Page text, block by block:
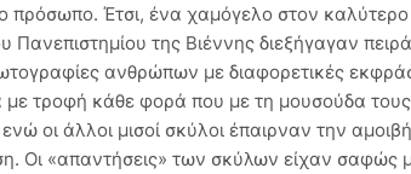
πρόσωπο. Έτσι, ένα χαμόγελο στον
Πανεπιστημίου της Βιέννης διεξήγαγαν
ανθρώπων με διαφορετικές
με τροφή κάθε φορά που με τη μουσούδα
οι άλλοι μισοί σκύλοι έπαιρναν την
Οι «απαντήσεις» των σκύλων είχαν σαφώς